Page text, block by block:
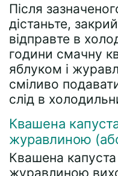
Після
дістаньте,
відправте в
години смачну
яблуком і
сміливо
слід в
Квашена
журавлиною
Квашена
журавлиною